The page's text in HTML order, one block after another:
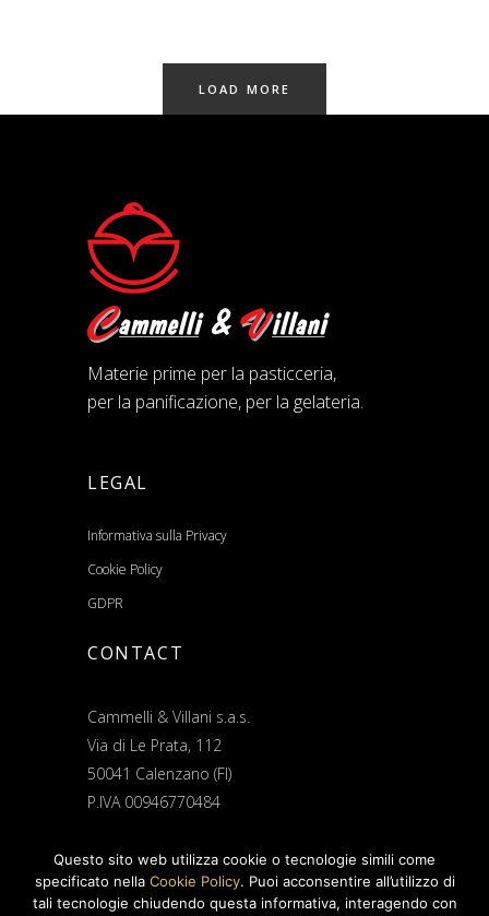
LOAD MORE
Materie prime per la pasticceria,
per la panificazione, per la gelateria.
LEGAL
Informativa sulla Privacy
Cookie Policy
GDPR
CONTACT
Cammelli & Villani s.a.s.
Via di Le Prata, 112
50041 Calenzano (FI)
P.IVA 00946770484
Tel: (+39) 055 8874101
Questo sito web utilizza cookie o tecnologie simili come
specificato nella Cookie Policy. Puoi acconsentire all’utilizzo di
tali tecnologie chiudendo questa informativa, interagendo con